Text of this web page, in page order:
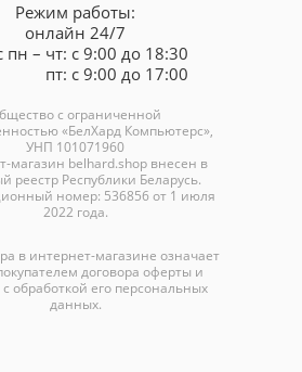
Режим работы:
онлайн 24/7
пн – чт: с 9:00 до 18:30
пт: с 9:00 до 17:00
с ограниченной
«БелХард Компьютерс»,
УНП 101071960
магазин belhard.shopвнесен в
реестр Республики Беларусь.
номер: 536856 от 1 июля
2022 года.
в интернет-магазине означает
договора оферты и
с обработкой его персональных
данных.